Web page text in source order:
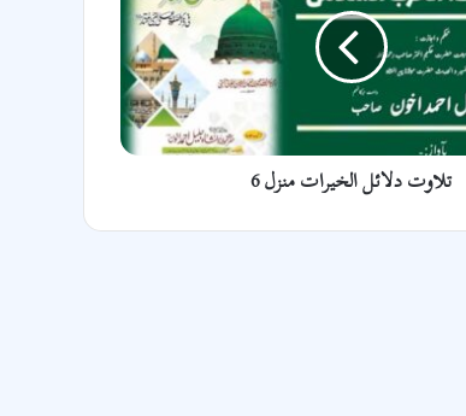
تلاوت دلائل الخیرات منزل 6